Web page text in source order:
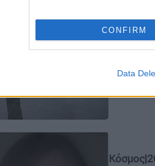
CONFIRM
Data
η
Κόσμος|